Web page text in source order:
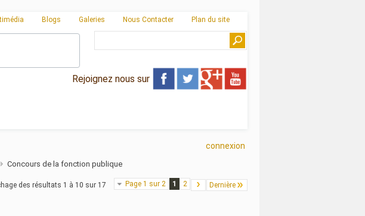
Blogs Galeries Nous Contacter Plan du site
Rejoignez nous sur
connexion
Concours de la fonction publique
Page 1 sur 2 1 2 Dernière
des résultats 1 à 10 sur 17